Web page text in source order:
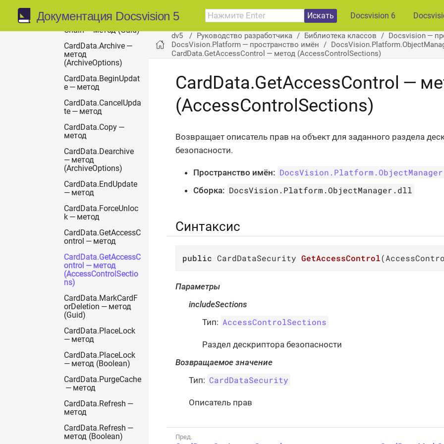
Документация Docsvision 5 Искать Docsvision 6
CardData.AddToTopic
Chain — метод (Guid)
CardData.Archive —
метод
(ArchiveOptions)
CardData.BeginUpdat
e — метод
CardData.CancelUpda
te — метод
CardData.Copy —
метод
CardData.Dearchive
— метод
(ArchiveOptions)
CardData.EndUpdate
— метод
CardData.ForceUnloc
k — метод
CardData.GetAccessC
ontrol — метод
CardData.GetAccessC
ontrol — метод
(AccessControlSectio
ns)
CardData.MarkCardF
orDeletion — метод
(Guid)
CardData.PlaceLock
— метод
CardData.PlaceLock
— метод (Boolean)
CardData.PurgeCache
— метод
CardData.Refresh —
метод
CardData.Refresh —
метод (Boolean)
dv5 Руководство разработчика Библиотека классов
Docsvision —
DocsVision.Platform — пространство имён
CardData.GetAccessControl — метод (AccessControlSections)
CardData.GetAccessControl —
(AccessControlSections)
Возвращает описатель прав на объект для заданного раздела
безопасности.
Пространство имён: DocsVision.Platform.ObjectManager
Сборка: DocsVision.Platform.ObjectManager.dll
Синтаксис
public CardDataSecurity GetAccessControl(
Параметры
includeSections
Тип: AccessControlSections
Раздел дескриптора безопасности
Возвращаемое значение
Тип: CardDataSecurity
Описатель прав